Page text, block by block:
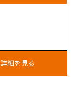
詳細を見る